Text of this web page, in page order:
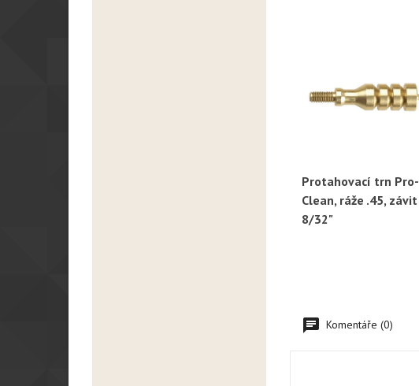
Rychlý náhled
Protahovací trn Pro-
Clean, ráže .45, závit
8/32"
Komentáře (0)